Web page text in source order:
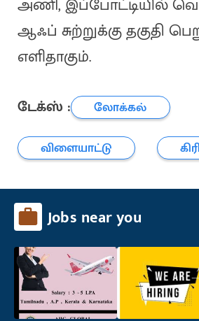
அணி, இப்போட்டியில்
ஆஃப் சுற்றுக்கு தகுதி
எளிதாகும்.
டேக்ஸ் :
லோக்கல்
விளையாட்டு
Jobs near you